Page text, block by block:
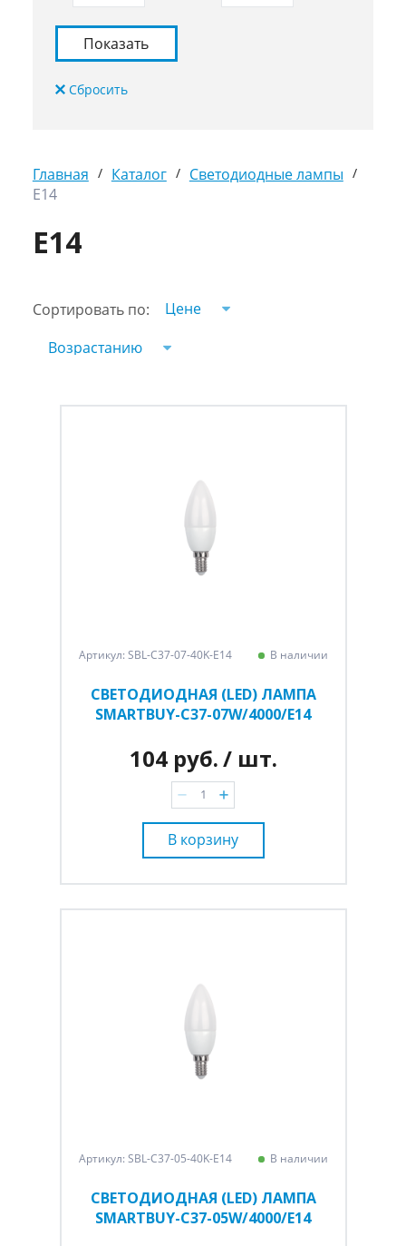
Главная / Каталог / Светодиодные лампы /
E14
E14
Сортировать по:
Цене
Возрастанию
Артикул: SBL-C37-07-40K-E14 В наличии
СВЕТОДИОДНАЯ (LED) ЛАМПА
SMARTBUY-C37-07W/4000/E14
104 руб./ шт.
В корзину
Артикул: SBL-C37-05-40K-E14 В наличии
СВЕТОДИОДНАЯ (LED) ЛАМПА
SMARTBUY-C37-05W/4000/E14